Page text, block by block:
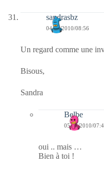
sandrasbz
04/03/2010/08:56
Un regard comme une
Bisous,
Sandra
Belbe
05/03/2010/
oui .. mais …
Bien à toi !